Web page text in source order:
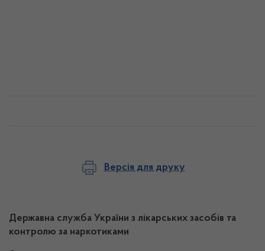
Версія для друку
Державна служба України з лікарських засобів та
контролю за наркотиками